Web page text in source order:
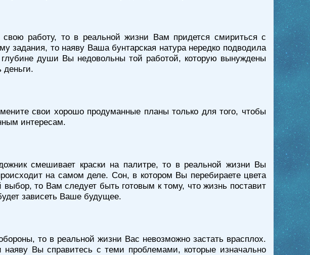
работу, то в реальной жизни Вам придется смириться с
задания, то наяву Ваша бунтарская натура нередко подводила
души Вы недовольны той работой, которую вынуждены
деньги.
свои хорошо продуманные планы только для того, чтобы
интересам.
смешивает краски на палитре, то в реальной жизни Вы
на самом деле. Сон, в котором Вы перебираете цвета
то Вам следует быть готовым к тому, что жизнь поставит
зависеть Ваше будущее.
то в реальной жизни Вас невозможно застать врасплох.
Вы справитесь с теми проблемами, которые изначально